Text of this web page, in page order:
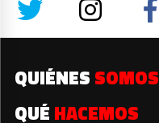
QUIÉNES SOMOS
QUÉ HACEMOS